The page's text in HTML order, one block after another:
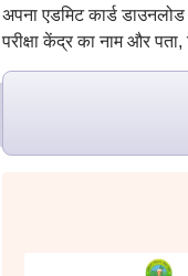
अपना एडमिट कार्ड
परीक्षा केंद्र का नाम और पता,